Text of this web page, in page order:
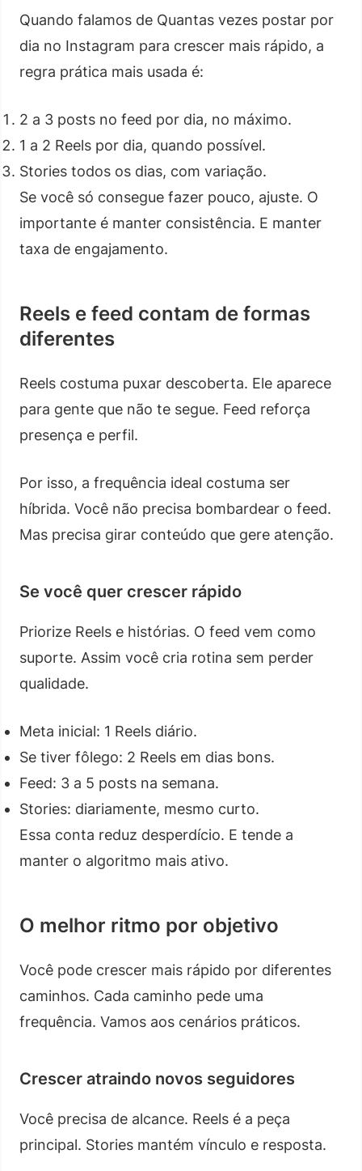
Quando falamos de Quantas vezes postar por
dia no Instagram para crescer mais rápido, a
regra prática mais usada é:
2 a 3 posts no feed por dia, no máximo.
1 a 2 Reels por dia, quando possível.
Stories todos os dias, com variação.
Se você só consegue fazer pouco, ajuste. O
importante é manter consistência. E manter
taxa de engajamento.
Reels e feed contam de formas
diferentes
Reels costuma puxar descoberta. Ele aparece
para gente que não te segue. Feed reforça
presença e perfil.
Por isso, a frequência ideal costuma ser
híbrida. Você não precisa bombardear o feed.
Mas precisa girar conteúdo que gere atenção.
Se você quer crescer rápido
Priorize Reels e histórias. O feed vem como
suporte. Assim você cria rotina sem perder
qualidade.
Meta inicial: 1 Reels diário.
Se tiver fôlego: 2 Reels em dias bons.
Feed: 3 a 5 posts na semana.
Stories: diariamente, mesmo curto.
Essa conta reduz desperdício. E tende a
manter o algoritmo mais ativo.
O melhor ritmo por objetivo
Você pode crescer mais rápido por diferentes
caminhos. Cada caminho pede uma
frequência. Vamos aos cenários práticos.
Crescer atraindo novos seguidores
Você precisa de alcance. Reels é a peça
principal. Stories mantém vínculo e resposta.